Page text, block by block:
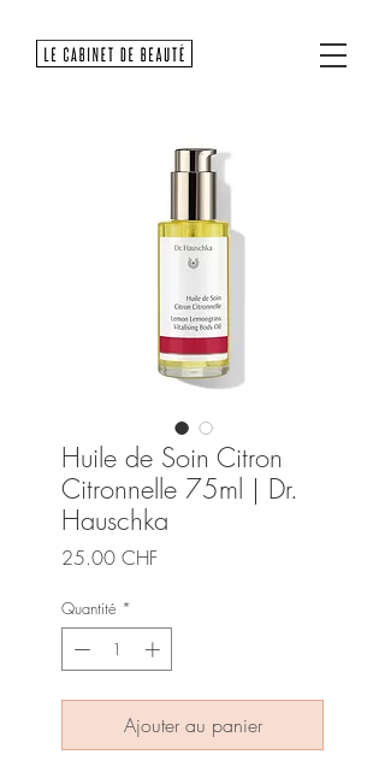
Huile de Soin Citron
Citronnelle 75ml | Dr.
Hauschka
25.00 CHF
Quantité *
Ajouter au panier